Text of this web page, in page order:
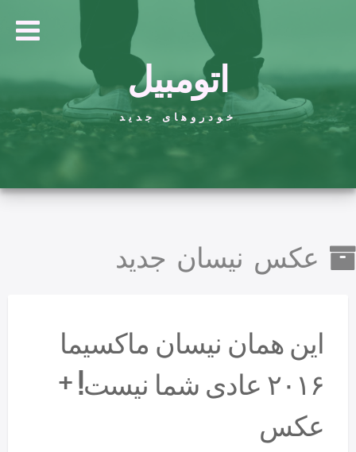
اتومبیل
خودروهای جدید
عکس نیسان جدید
این همان نیسان ماکسیما
۲۰۱۶ عادی شما نیست! +
عکس